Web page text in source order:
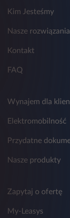
Kim Jesteśmy
Nasze rozwiązania
Kontakt
FAQ
Wynajem dla
Elektromobilność
Przydatne
Nasze produkty
Zapytaj o ofertę
My-Leasys